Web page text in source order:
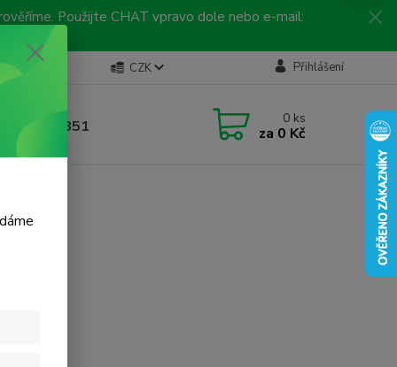
Použijte CHAT vpravo dole nebo e-mail:
Kontakty CZK Přihlášení
linka
792 217 851
9-16 hod.)
0 ks
za 0 Kč